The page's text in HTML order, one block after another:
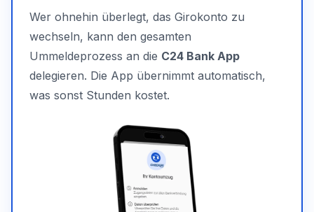
Wer ohnehin überlegt, das Girokonto zu
wechseln, kann den gesamten
Ummeldeprozess an die C24 Bank App
delegieren. Die App übernimmt automatisch,
was sonst Stunden kostet.